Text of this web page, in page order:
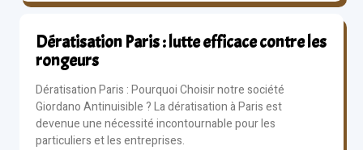
Dératisation Paris : lutte efficace contre les
rongeurs
Dératisation Paris : Pourquoi Choisir notre société
Giordano Antinuisible ? La dératisation à Paris est
devenue une nécessité incontournable pour les
particuliers et les entreprises.